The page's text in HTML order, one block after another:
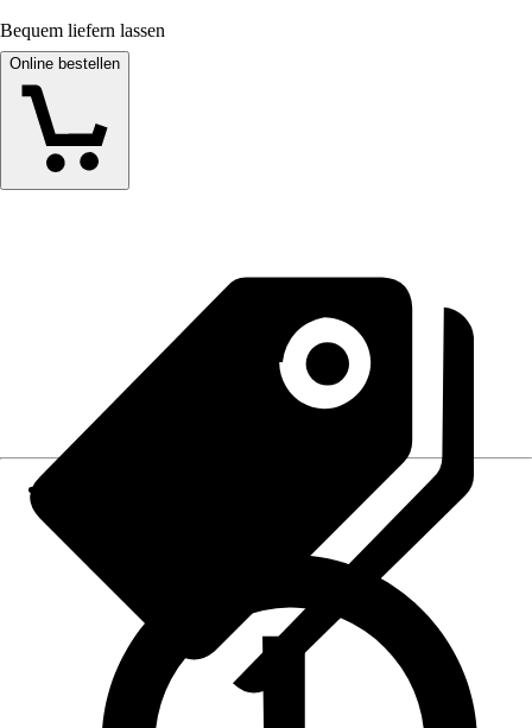
Bequem liefern lassen
Online bestellen